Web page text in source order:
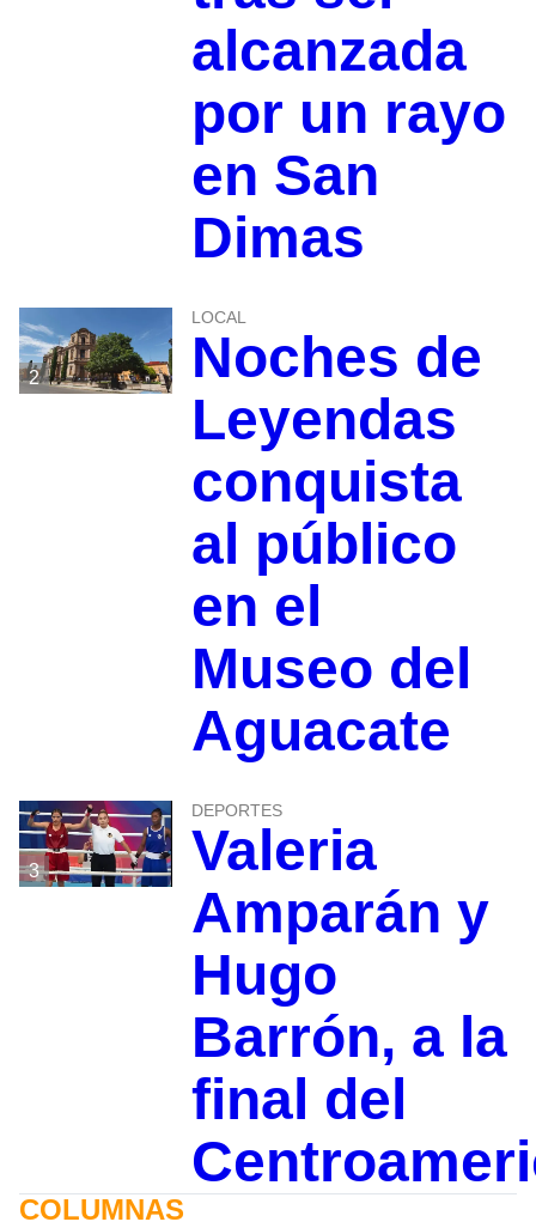
alcanzada
por un rayo
en San
Dimas
2
LOCAL
Noches de
Leyendas
conquista
al público
en el
Museo del
Aguacate
3
DEPORTES
Valeria
Amparán y
Hugo
Barrón, a la
final del
COLUMNAS